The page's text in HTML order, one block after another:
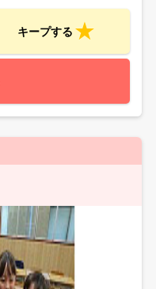
キープする